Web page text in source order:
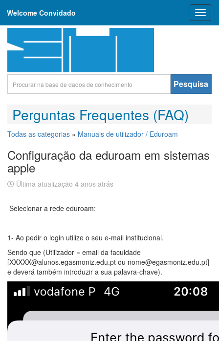
Welcome Convidado
Pesquisa
Perguntas Frequentes (FAQ)
Todas as categorias » Manuais de utilizador / Eduroam
Configuração da eduroam em sistemas
apple
Última atualização 4 anos atrás
Selecionar a rede eduroam:
1- Ao pedir o login utilize o seu e-mail institucional.
Sendo que (Utilizador = email da faculdade
[XXXXX@alunos.egasmoniz.edu.pt ou nome@egasmoniz.edu.pt]
e deverá também introduzir a sua palavra-chave).